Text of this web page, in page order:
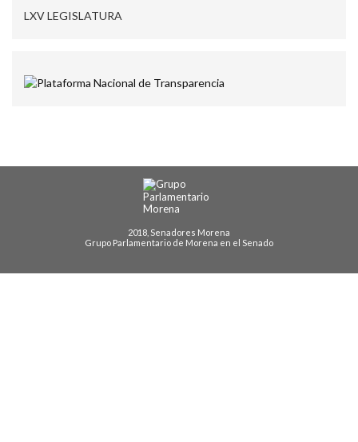
LXV LEGISLATURA
2018, Senadores Morena
Grupo Parlamentario de Morena en el Senado